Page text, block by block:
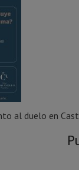
al duelo en